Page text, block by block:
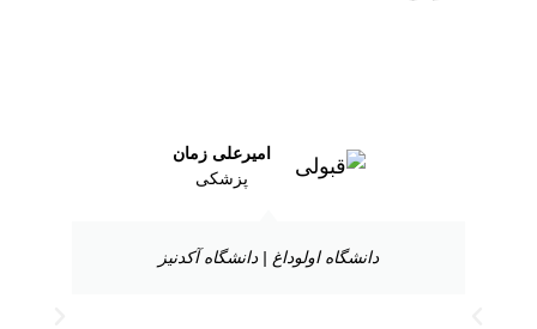
دانشگاه اولوداغ | دانشگاه آکدنیز
امیرعلی زمان
پزشکی